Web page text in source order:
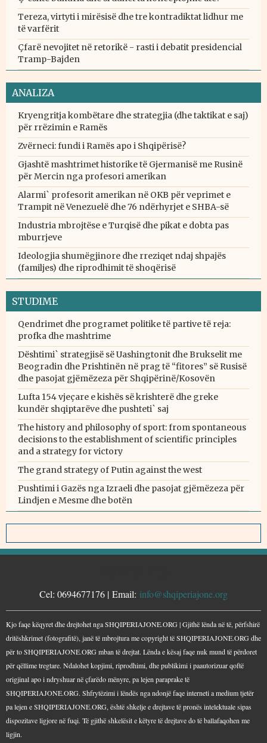
Tereza, virtyti i mirësisë dhe tre kontradiktat lidhur me
të varfërit
Çfarë nevojitet në retorikë - rasti i debatit presidencial
Tramp-Bajden
ANALIZA
Kryengritja kombëtare dhe strategjia (dhe taktikat e saj)
për rrëzimin e Ramës
Zvërneci: fundi i Ramës apo i Shqipërisë?
Gjashtë mashtrimet historike të Gjermanisë me Rusinë
për Mercin nga profesori amerikan
Alarmi` profesorit amerikan në OKB për veprimet e
Trampit në Venezuelë dhe 76 ndërhyrjet e SHBA-së
Industria mbrojtëse e Turqisë dhe pikat e dobta pas
mburrjeve
Ideologjia shumëgjinore dhe rreziqet ndaj shpajës
(familjes) dhe riprodhimit të shoqërisë
STUDIME
Qendrimet dhe programet politike të partive të reja:
profka dhe mashtrime
Dështimi` strategjisë së Uashingtonit dhe Brukselit me
Beogradin dhe Prishtinën në prag të “fitores” së Rusisë
dhe pasojat gjëmëzeza për Shqipërinë/Kosovën
Lufta 154 vjeçare e kishës së krishterë dhe greke
kundër shqiptarëve dhe pushteti` saj
The history and philosophy of sport: from spontaneous
decisions to the establishment of scientific principles
and a strategy for victory
The grand strategy of Putin against the west
Pushtimi i Gazës nga Izraeli dhe pasojat gjëmëzeza për
Lindjen e Mesme dhe botën
Cel: 0694677176 | Email: info@shqiperiajone.org
Kjo faqe këqyret dhe drejtohet nga SHQIPERIAJONE.ORG | Gjithë lënda në të, përfshirë
dritëshkrimet (fotografitë), janë të mbrojtura me copyright të SHQIPERIAJONE.ORG dhe
për to SHQIPERIAJONE.ORG mban të drejtat. Lënda e kësaj faqe nuk mund të përdoret
për qëllime tregtare. Ndalohet kopjimi, riprodhimi, dhe publikimi i paautorizuar qoftë
origjinal apo i ndryshuar në çfarëdo mënyre, pa lejen paraprake të
SHQIPERIAJONE.ORG. Shfrytëzimi i lëndës nga ndonjë faqe interneti a medium tjetër
pa lejen e SHQIPERIAJONE.ORG, është shkelje e drejtave të pronës intelektuale sipas
dispozitave ligjore në fuqi. Të gjithë shkelësit e këtyre të drejtave do të ballafaqohen me
ligjin.